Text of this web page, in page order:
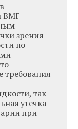
ВМГ
зрения
по
требования
так
утечка
при